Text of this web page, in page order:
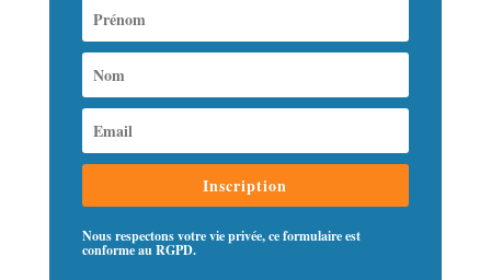
Inscription
Nous respectons votre vie privée, ce formulaire est
conforme au RGPD.